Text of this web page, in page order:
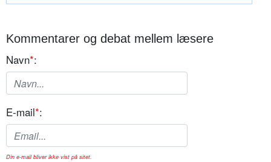
Kommentarer og debat mellem læsere
Navn*:
E-mail*:
Din e-mail bliver ikke vist på sitet.